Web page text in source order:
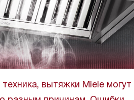
вытяжки Miele могут